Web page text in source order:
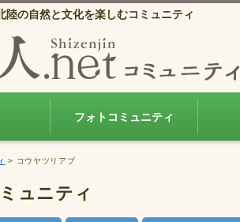
陸の自然と文化を楽しむコミュニティ
フォトコミュニティ
> コウヤツリアブ
ュニティ